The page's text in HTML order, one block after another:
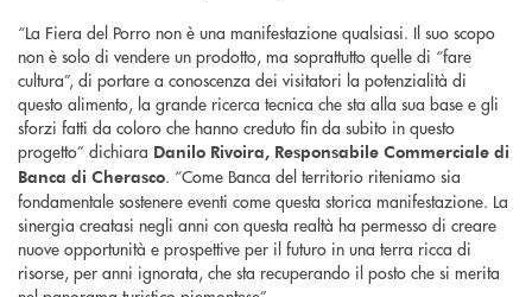
“La Fiera del Porro non è una manifestazione qualsiasi. Il suo scopo
non è solo di vendere un prodotto, ma soprattutto quelle di “fare
cultura”, di portare a conoscenza dei visitatori la potenzialità di
questo alimento, la grande ricerca tecnica che sta alla sua base e gli
sforzi fatti da coloro che hanno creduto fin da subito in questo
progetto” dichiara Danilo Rivoira, Responsabile Commerciale di
Banca di Cherasco. “Come Banca del territorio riteniamo sia
fondamentale sostenere eventi come questa storica manifestazione. La
sinergia creatasi negli anni con questa realtà ha permesso di creare
nuove opportunità e prospettive per il futuro in una terra ricca di
risorse, per anni ignorata, che sta recuperando il posto che si merita